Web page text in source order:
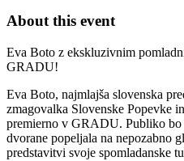
About this event
Eva Boto z ekskluzivnim
GRADU!
Eva Boto, najmlajša slovenska
zmagovalka Slovenske Popevke
premierno v GRADU. Publiko
dvorane popeljala na nepozabno
predstavitvi svoje spomladanske